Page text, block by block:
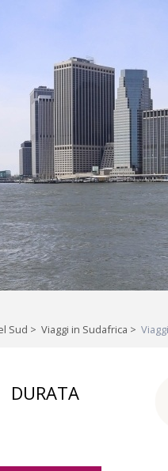
comuni:
il mondo,
Sud > Viaggi in Sudafrica >
DURATA